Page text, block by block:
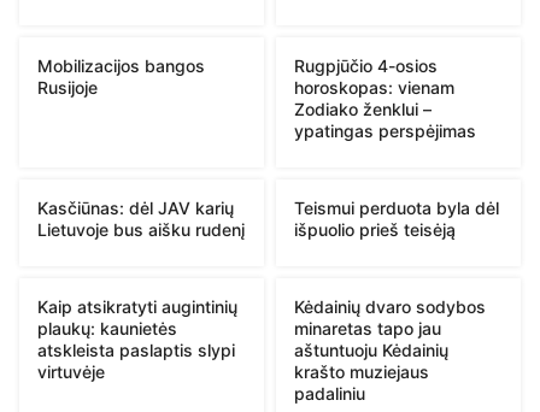
Mobilizacijos bangos
Rusijoje
Rugpjūčio 4-osios
horoskopas: vienam
Zodiako ženklui –
ypatingas perspėjimas
Kasčiūnas: dėl JAV karių
Lietuvoje bus aišku rudenį
Teismui perduota byla dėl
išpuolio prieš teisėją
Kaip atsikratyti augintinių
plaukų: kaunietės
atskleista paslaptis slypi
virtuvėje
Kėdainių dvaro sodybos
minaretas tapo jau
aštuntuoju Kėdainių
krašto muziejaus
padaliniu